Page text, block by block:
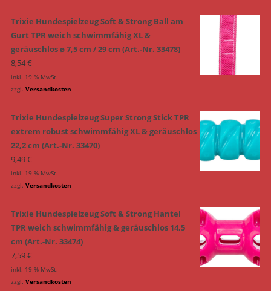
Trixie Hundespielzeug Soft & Strong Ball am
Gurt TPR weich schwimmfähig XL &
geräuschlos ø 7,5 cm / 29 cm (Art.-Nr. 33478)
8,54€
inkl. 19 % MwSt.
zzgl. Versandkosten
Trixie Hundespielzeug Super Strong Stick TPR
extrem robust schwimmfähig XL & geräuschlos
22,2 cm (Art.-Nr. 33470)
9,49€
inkl. 19 % MwSt.
zzgl. Versandkosten
Trixie Hundespielzeug Soft & Strong Hantel
TPR weich schwimmfähig & geräuschlos 14,5
cm (Art.-Nr. 33474)
7,59€
inkl. 19 % MwSt.
zzgl. Versandkosten